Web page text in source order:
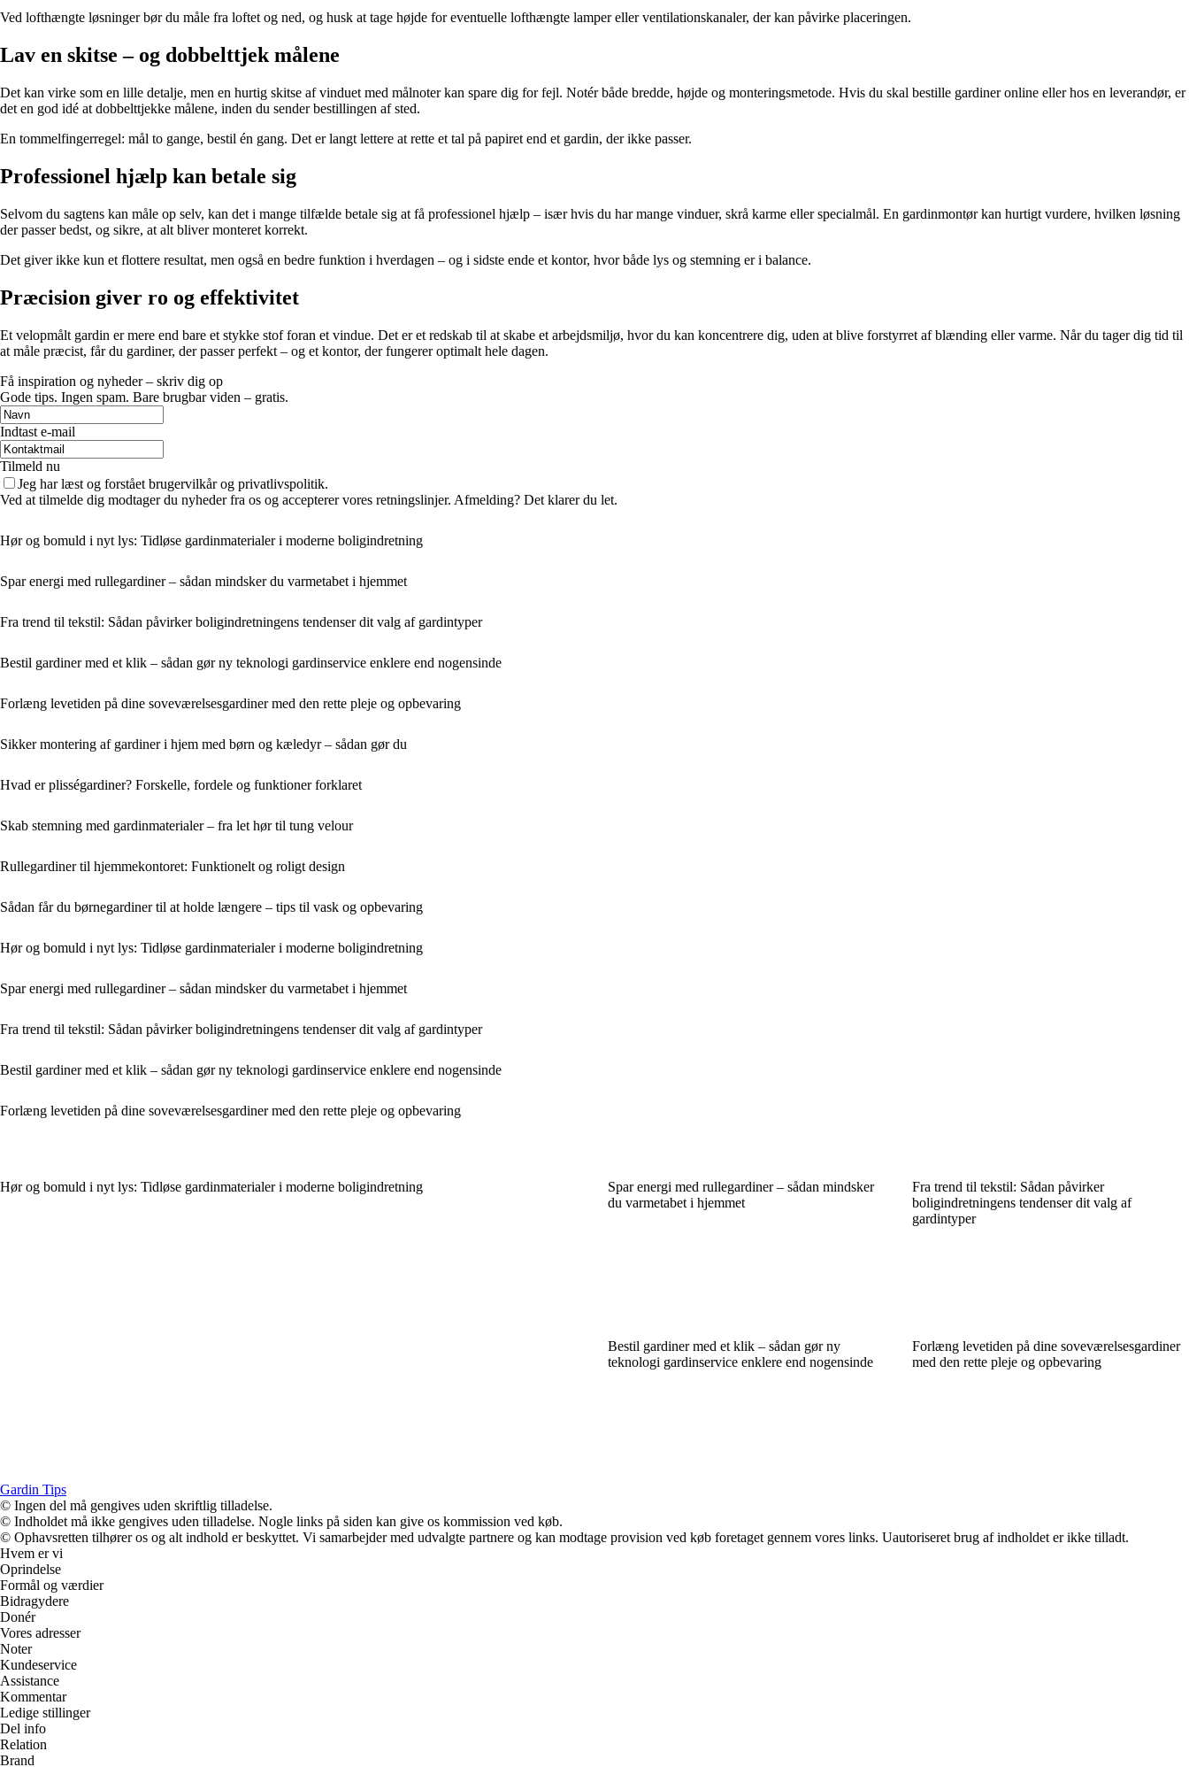
Ved lofthængte løsninger bør du måle fra loftet og ned, og husk at tage højde for eventuelle lofthængte lamper eller ventilationskanaler, der kan påvirke placeringen.
Lav en skitse – og dobbelttjek målene
Det kan virke som en lille detalje, men en hurtig skitse af vinduet med målnoter kan spare dig for fejl. Notér både bredde, højde og monteringsmetode. Hvis du skal bestille gardiner online eller hos en leverandør, er
det en god idé at dobbelttjekke målene, inden du sender bestillingen af sted.
En tommelfingerregel: mål to gange, bestil én gang. Det er langt lettere at rette et tal på papiret end et gardin, der ikke passer.
Professionel hjælp kan betale sig
Selvom du sagtens kan måle op selv, kan det i mange tilfælde betale sig at få professionel hjælp – især hvis du har mange vinduer, skrå karme eller specialmål. En gardinmontør kan hurtigt vurdere, hvilken løsning
der passer bedst, og sikre, at alt bliver monteret korrekt.
Det giver ikke kun et flottere resultat, men også en bedre funktion i hverdagen – og i sidste ende et kontor, hvor både lys og stemning er i balance.
Præcision giver ro og effektivitet
Et velopmålt gardin er mere end bare et stykke stof foran et vindue. Det er et redskab til at skabe et arbejdsmiljø, hvor du kan koncentrere dig, uden at blive forstyrret af blænding eller varme. Når du tager dig tid til
at måle præcist, får du gardiner, der passer perfekt – og et kontor, der fungerer optimalt hele dagen.
Få inspiration og nyheder – skriv dig op
Gode tips. Ingen spam. Bare brugbar viden – gratis.
Indtast e-mail
Tilmeld nu
Jeg har læst og forstået brugervilkår og privatlivspolitik.
Ved at tilmelde dig modtager du nyheder fra os og accepterer vores retningslinjer. Afmelding? Det klarer du let.
Hør og bomuld i nyt lys: Tidløse gardinmaterialer i moderne boligindretning
Spar energi med rullegardiner – sådan mindsker du varmetabet i hjemmet
Fra trend til tekstil: Sådan påvirker boligindretningens tendenser dit valg af gardintyper
Bestil gardiner med et klik – sådan gør ny teknologi gardinservice enklere end nogensinde
Forlæng levetiden på dine soveværelsesgardiner med den rette pleje og opbevaring
Sikker montering af gardiner i hjem med børn og kæledyr – sådan gør du
Hvad er plisségardiner? Forskelle, fordele og funktioner forklaret
Skab stemning med gardinmaterialer – fra let hør til tung velour
Rullegardiner til hjemmekontoret: Funktionelt og roligt design
Sådan får du børnegardiner til at holde længere – tips til vask og opbevaring
Hør og bomuld i nyt lys: Tidløse gardinmaterialer i moderne boligindretning
Spar energi med rullegardiner – sådan mindsker du varmetabet i hjemmet
Fra trend til tekstil: Sådan påvirker boligindretningens tendenser dit valg af gardintyper
Bestil gardiner med et klik – sådan gør ny teknologi gardinservice enklere end nogensinde
Forlæng levetiden på dine soveværelsesgardiner med den rette pleje og opbevaring
Hør og bomuld i nyt lys: Tidløse gardinmaterialer i moderne boligindretning
Spar energi med rullegardiner – sådan mindsker
du varmetabet i hjemmet
Fra trend til tekstil: Sådan påvirker
boligindretningens tendenser dit valg af
gardintyper
Bestil gardiner med et klik – sådan gør ny
teknologi gardinservice enklere end nogensinde
Forlæng levetiden på dine soveværelsesgardiner
med den rette pleje og opbevaring
Gardin Tips
© Ingen del må gengives uden skriftlig tilladelse.
© Indholdet må ikke gengives uden tilladelse. Nogle links på siden kan give os kommission ved køb.
© Ophavsretten tilhører os og alt indhold er beskyttet. Vi samarbejder med udvalgte partnere og kan modtage provision ved køb foretaget gennem vores links. Uautoriseret brug af indholdet er ikke tilladt.
Hvem er vi
Oprindelse
Formål og værdier
Bidragydere
Donér
Vores adresser
Noter
Kundeservice
Assistance
Kommentar
Ledige stillinger
Del info
Relation
Brand